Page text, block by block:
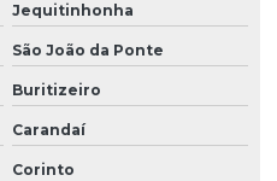
Jequitinhonha
São João da Ponte
Buritizeiro
Carandaí
Corinto